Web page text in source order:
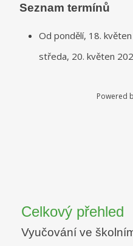
Celkový přehled
Vyučování ve
Seznam termínů
Od pondělí, 18.
středa, 20. květen
Powered